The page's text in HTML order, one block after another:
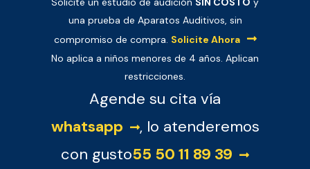
una prueba de Aparatos Auditivos, sin
compromiso de compra. Solicite Ahora
No aplica a niños menores de 4 años. Aplican
restricciones.
Agende su cita vía
whatsapp
, lo atenderemos
con gusto55 50 11 89 39